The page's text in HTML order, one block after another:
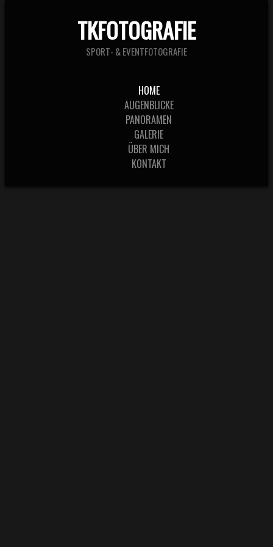
TKFOTOGRAFIE
SPORT- & EVENTFOTOGRAFIE
HOME
AUGENBLICKE
PANORAMEN
GALERIE
ÜBER MICH
KONTAKT